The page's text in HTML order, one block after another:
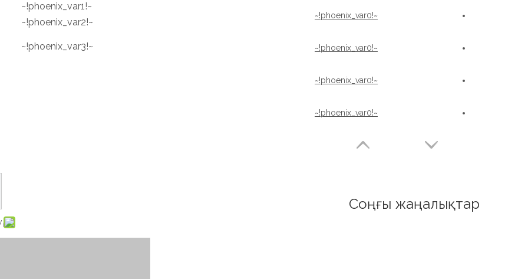
~!phoenix_var1!~
~!phoenix_var2!~
~!phoenix_var3!~
~!phoenix_var0!~
~!phoenix_var0!~
~!phoenix_var0!~
~!phoenix_var0!~
Соңғы жаңалықтар